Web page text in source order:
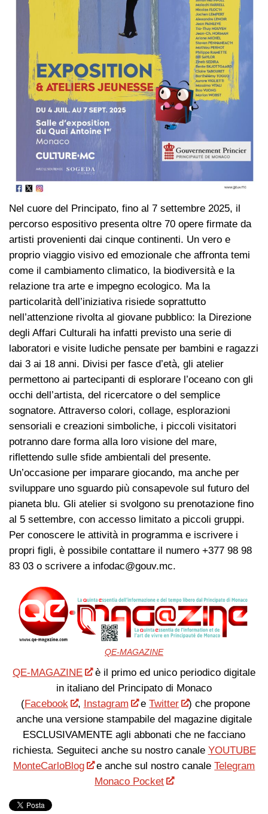
Nel cuore del Principato, fino al 7 settembre 2025, il
percorso espositivo presenta oltre 70 opere firmate da
artisti provenienti dai cinque continenti. Un vero e
proprio viaggio visivo ed emozionale che affronta temi
come il cambiamento climatico, la biodiversità e la
relazione tra arte e impegno ecologico. Ma la
particolarità dell’iniziativa risiede soprattutto
nell’attenzione rivolta al giovane pubblico: la Direzione
degli Affari Culturali ha infatti previsto una serie di
laboratori e visite ludiche pensate per bambini e ragazzi
dai 3 ai 18 anni. Divisi per fasce d’età, gli atelier
permettono ai partecipanti di esplorare l’oceano con gli
occhi dell’artista, del ricercatore o del semplice
sognatore. Attraverso colori, collage, esplorazioni
sensoriali e creazioni simboliche, i piccoli visitatori
potranno dare forma alla loro visione del mare,
riflettendo sulle sfide ambientali del presente.
Un’occasione per imparare giocando, ma anche per
sviluppare uno sguardo più consapevole sul futuro del
pianeta blu. Gli atelier si svolgono su prenotazione fino
al 5 settembre, con accesso limitato a piccoli gruppi.
Per conoscere le attività in programma e iscrivere i
propri figli, è possibile contattare il numero +377 98 98
83 03 o scrivere a infodac@gouv.mc.
QE-MAGAZINE
QE-MAGAZINE
è il primo ed unico periodico digitale
in italiano del Principato di Monaco
(Facebook , Instagram eTwitter
) che propone
anche una versione stampabile del magazine digitale
ESCLUSIVAMENTE agli abbonati che ne facciano
richiesta. Seguiteci anche su nostro canale YOUTUBE
MonteCarloBlog
e anche sul nostro canaleTelegram
Monaco Pocket